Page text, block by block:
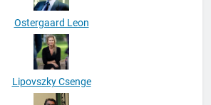
Ostergaard Leon
Lipovszky Csenge